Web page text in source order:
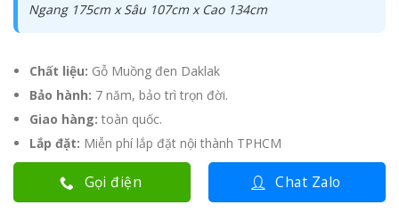
Ngang 175cm x Sâu 107cm x Cao 134cm
Chất liệu: Gỗ Muồng đen Daklak
Bảo hành: 7 năm, bảo trì trọn đời.
Giao hàng: toàn quốc.
Lắp đặt: Miễn phí lắp đặt nội thành TPHCM
Gọi điện Chat Zalo